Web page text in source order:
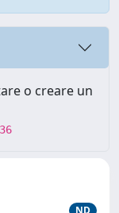
o creare un